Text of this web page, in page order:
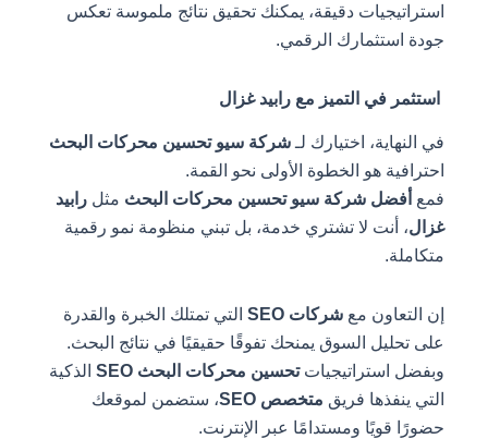
استراتيجيات دقيقة، يمكنك تحقيق نتائج ملموسة تعكس
جودة استثمارك الرقمي.
استثمر في التميز مع رابيد غزال
في النهاية، اختيارك لـ شركة سيو تحسين محركات البحث
احترافية هو الخطوة الأولى نحو القمة.
فمعأفضل شركة سيو تحسين محركات البحثمثلرابيد
غزال ، أنت لا تشتري خدمة، بل تبني منظومة نمو رقمية
متكاملة.
إن التعاون معشركات SEO
التي تمتلك الخبرة والقدرة
على تحليل السوق يمنحك تفوقًا حقيقيًا في نتائج البحث.
وبفضل استراتيجياتتحسين محركات البحث SEO
الذكية
التي ينفذها فريقمتخصص SEO
، ستضمن لموقعك
حضورًا قويًا ومستدامًا عبر الإنترنت.